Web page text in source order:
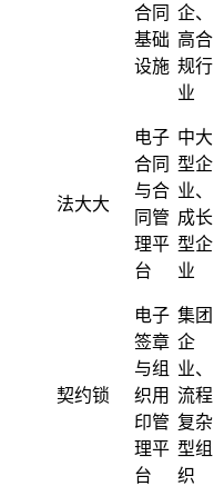
合同
基础
设施
企、
高合
规行
业
法大大
电子
合同
与合
同管
理平
台
中大
型企
业、
成长
型企
业
契约锁
电子
签章
与组
织用
印管
理平
台
集团
企
业、
流程
复杂
型组
织